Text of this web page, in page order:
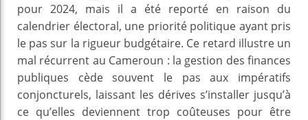
pour 2024, mais il a été reporté en raison du
calendrier électoral, une priorité politique ayant pris
le pas sur la rigueur budgétaire. Ce retard illustre un
mal récurrent au Cameroun : la gestion des finances
publiques cède souvent le pas aux impératifs
conjoncturels, laissant les dérives s’installer jusqu’à
ce qu’elles deviennent trop coûteuses pour être